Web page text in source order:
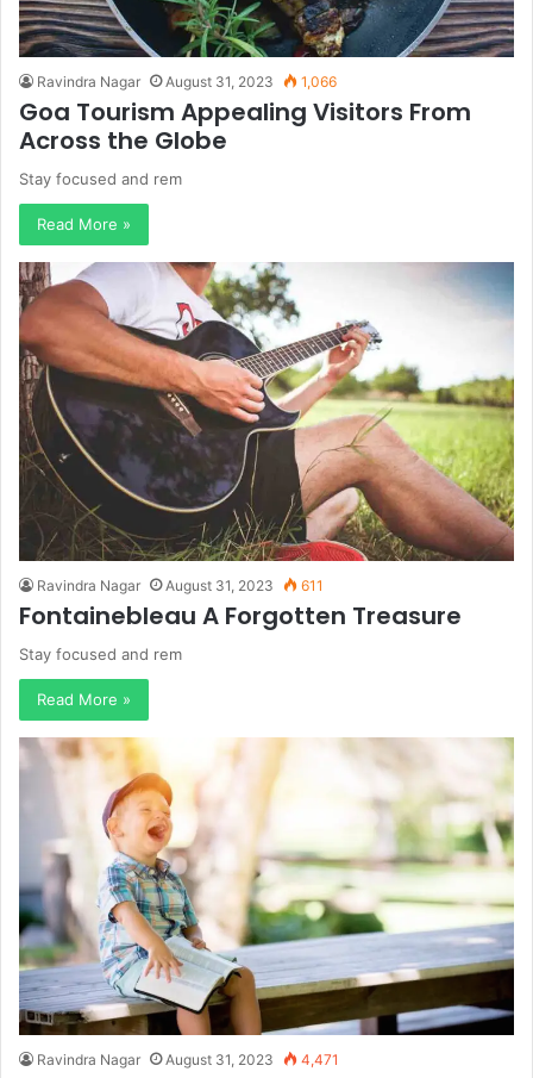
Ravindra Nagar August 31, 2023 1,066
Goa Tourism Appealing Visitors From
Across the Globe
Stay focused and rem
Read More »
Ravindra Nagar August 31, 2023 611
Fontainebleau A Forgotten Treasure
Stay focused and rem
Read More »
Ravindra Nagar August 31, 2023 4,471